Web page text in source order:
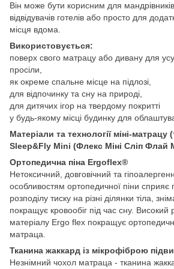
Він може бути корисним для
відвідувачів готелів або просто для
місця вдома.
Використовується:
поверх свого матрацу або дивану для
просіли,
як окреме спальне місце на підлозі,
для відпочинку та сну на природі,
для дитячих ігор на твердому покритті
у будь-якому місці будинку для
Матеріали та технології міні-
Sleep&Fly Mini (Флекс Міні Сліп Флай
Ортопедична піна Ergoflex®
Нетоксичний, довговічний та
особливостям ортопедичної піни
розподілу тиску на різні ділянки тіла,
покращує кровообіг під час сну. Високий
матеріалу Ergo flex покращує
матраца.
Тканина жаккард із мікрофіброю
Незнімний чохол матраца - тканина